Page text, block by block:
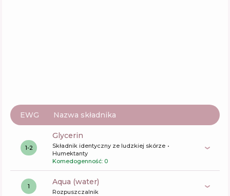
EWG Nazwa składnika
1-2
glycerin
Składnik identyczny ze ludzkiej skórze
Humektanty
Komedogenność: 0
1 aqua (water)
Rozpuszczalnik